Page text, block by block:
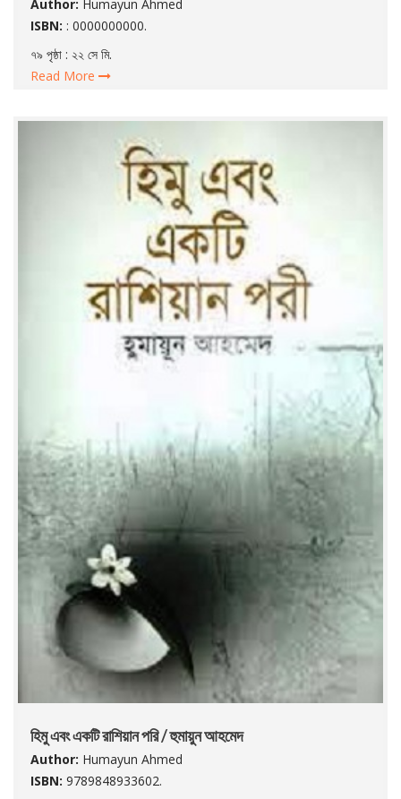
Author: Humayun Ahmed
ISBN: : 0000000000.
৭৯ পৃষ্ঠা : ২২ সে মি.
Read More
হিমু এবং একটি রাশিয়ান পরি / হুমায়ুন আহমেদ
Author: Humayun Ahmed
ISBN: 9789848933602.